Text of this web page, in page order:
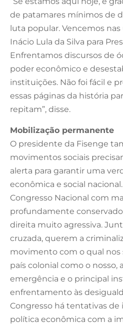
de patamares mínimos de
luta popular. Vencemos
Inácio Lula da Silva para
Enfrentamos discursos de
poder econômico e
instituições. Não foi fácil e
essas páginas da história
repitam”, disse.
Mobilização permanente
O presidente da Fisenge
movimentos sociais
alerta para garantir uma
econômica e social
Congresso Nacional com
profundamente
direita muito agressiva.
cruzada, querem a
movimento com o qual nos
país colonial como o nosso,
emergência e o principal
enfrentamento às
Congresso há tentativas de
política econômica com a